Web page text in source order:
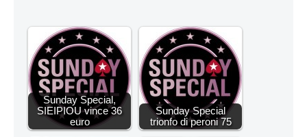
Sunday Special,
SIEIPIOU vince 36
euro
Sunday Special
trionfo di peroni 75